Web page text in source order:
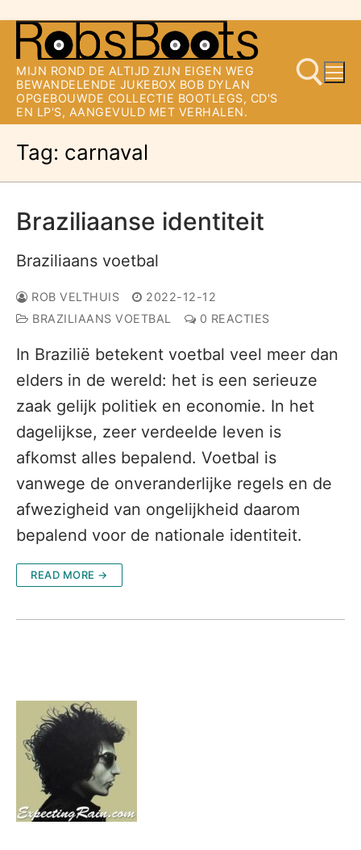
naar
de
inhoud
MIJN ROND DE ALTIJD ZIJN EIGEN WEG
BEWANDELENDE JUKEBOX BOB DYLAN
OPGEBOUWDE COLLECTIE BOOTLEGS, CD'S
EN LP'S, AANGEVULD MET VERHALEN.
Zoeken naar:
Tag: carnaval
Braziliaanse identiteit
Braziliaans voetbal
ROB VELTHUIS
2022-12-12
BRAZILIAANS VOETBAL
0 REACTIES
In Brazilië betekent voetbal veel meer dan
elders in de wereld: het is een serieuze
zaak gelijk politiek en economie. In het
dagelijkse, zeer verdeelde leven is
afkomst alles bepalend. Voetbal is
vanwege de onveranderlijke regels en de
afwezigheid van ongelijkheid daarom
bepalend voor de nationale identiteit.
READ MORE →